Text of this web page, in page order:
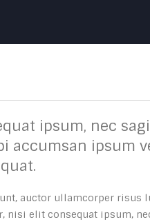
ipsum, nec
accumsan ipsum
auctor ullamcorper risus
elit consequat ipsum,